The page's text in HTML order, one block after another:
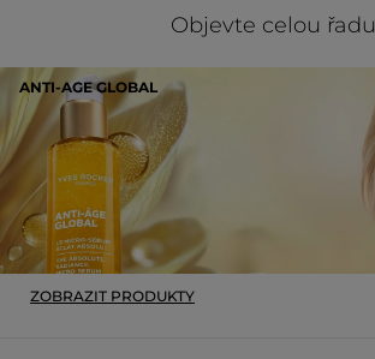
hodnocení
pro
PŘIDAT HODNOCENÍ
Objevte celou řadu
ANTI-AGE GLOBAL
ZOBRAZIT PRODUKTY